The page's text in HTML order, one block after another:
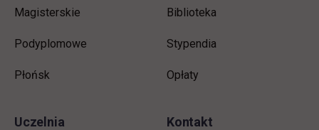
Magisterskie
Podyplomowe
Płońsk
Biblioteka
Stypendia
Opłaty
Uczelnia Kontakt